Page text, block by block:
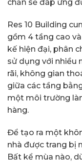
chắn sẽ đáp ứng
Res 10 Building
gồm 4 tầng cao
kế hiện đại, phân
sử dụng với nhiều
rãi, không gian
giữa các tầng
một môi trường
hàng.
Để tạo ra một
nhà được trang bị
Bất kể mùa nào,